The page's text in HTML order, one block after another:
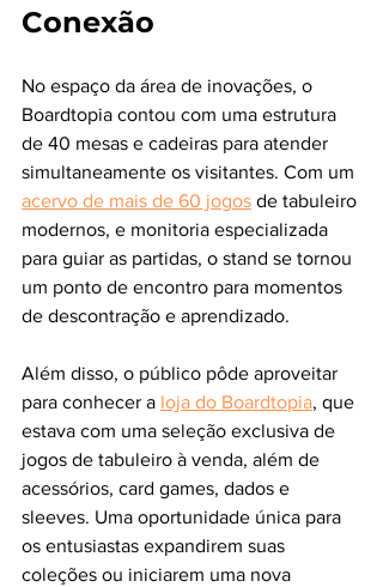
Conexão
No espaço da área de inovações, o
Boardtopia contou com uma estrutura
de 40 mesas e cadeiras para atender
simultaneamente os visitantes. Com um
acervo de mais de 60 jogos de tabuleiro
modernos, e monitoria especializada
para guiar as partidas, o stand se tornou
um ponto de encontro para momentos
de descontração e aprendizado.
Além disso, o público pôde aproveitar
para conhecer a loja do Boardtopia, que
estava com uma seleção exclusiva de
jogos de tabuleiro à venda, além de
acessórios, card games, dados e
sleeves. Uma oportunidade única para
os entusiastas expandirem suas
coleções ou iniciarem uma nova